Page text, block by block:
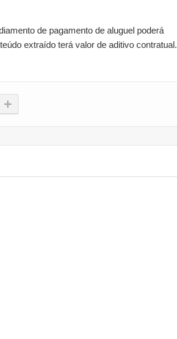
de pagamento de aluguel poderá
extraído terá valor de aditivo contratual.